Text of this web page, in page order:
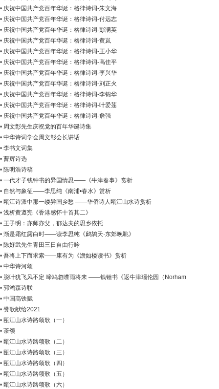
• 庆祝中国共产党百年华诞：格律诗词-朱文海
• 庆祝中国共产党百年华诞：格律诗词-付远志
• 庆祝中国共产党百年华诞：格律诗词-彭满英
• 庆祝中国共产党百年华诞：格律诗词-黄岚
• 庆祝中国共产党百年华诞：格律诗词-王小华
• 庆祝中国共产党百年华诞：格律诗词-高佳平
• 庆祝中国共产党百年华诞：格律诗词-李兴华
• 庆祝中国共产党百年华诞：格律诗词-刘正火
• 庆祝中国共产党百年华诞：格律诗词-李锦华
• 庆祝中国共产党百年华诞：格律诗词-叶爱莲
• 庆祝中国共产党百年华诞：格律诗词-詹强
• 周文彰先生庆祝党的百年华诞诗集
• 中华诗词学会周文彰会长讲话
• 李书文词集
• 曹辉诗选
• 陈明浩诗稿
• 一代才子钱钟书的异国情思——《牛津春事》赏析
• 自然与象征——李思纯《南浦•春水》赏析
• 瓯江诗派中那一缕异国乡愁 ——华侨诗人瓯江山水诗赏析
• 浅析黄遵宪《香港感怀十首其二》
• 王子明：亦师亦父，郁达夫的思乡依托
• 渐是霜红露白时——读李思纯《鹧鸪天·东郊晚眺》
• 陈好武先生青田三日自由行吟
• 吾将上下而求索——康有为《澹如楼读书》赏析
• 中华诗河颂
• 脱叶犹飞风不定 啼鸠忽噤雨将来 ——钱锺书《返牛津瑙伦园（Norham
Gardens）旧寓赁 ...
• 郭鸿森诗联
• 中国高铁赋
• 赞歌献给2021
• 瓯江山水诗路颂歌（一）
• 茶颂
• 瓯江山水诗路颂歌（二）
• 瓯江山水诗路颂歌（三）
• 瓯江山水诗路颂歌（四）
• 瓯江山水诗路颂歌（五）
• 瓯江山水诗路颂歌（六）